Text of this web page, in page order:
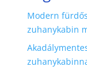
Modern
zuhanykabin